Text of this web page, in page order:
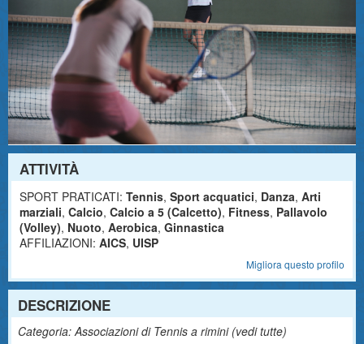
ATTIVITÀ
SPORT PRATICATI: Tennis, Sport acquatici, Danza, Arti
marziali, Calcio, Calcio a 5 (Calcetto), Fitness, Pallavolo
(Volley), Nuoto, Aerobica, Ginnastica
AFFILIAZIONI: AICS, UISP
Migliora questo profilo
DESCRIZIONE
Categoria: Associazioni di Tennis a rimini (vedi tutte)